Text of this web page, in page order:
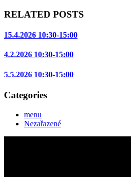
RELATED POSTS
15.4.2026 10:30-15:00
4.2.2026 10:30-15:00
5.5.2026 10:30-15:00
Categories
menu
Nezařazené